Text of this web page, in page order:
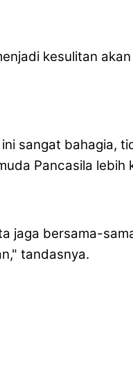
kesulitan
sangat bahagia,
Pancasila lebih
jaga bersama-
tandasnya.